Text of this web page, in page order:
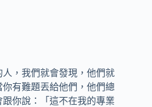
，我們就會發現，他們就
有難題丟給他們，他們總
你說：「這不在我的專業